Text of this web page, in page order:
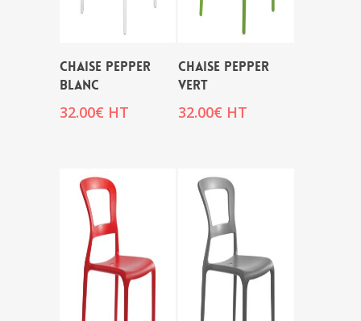
CHAISE PEPPER
BLANC
32.00€ HT
CHAISE PEPPER
VERT
32.00€ HT